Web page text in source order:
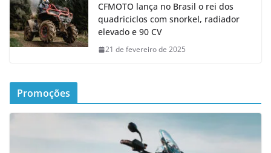
CFMOTO lança no Brasil o rei dos
quadriciclos com snorkel, radiador
elevado e 90 CV
21 de fevereiro de 2025
Promoções